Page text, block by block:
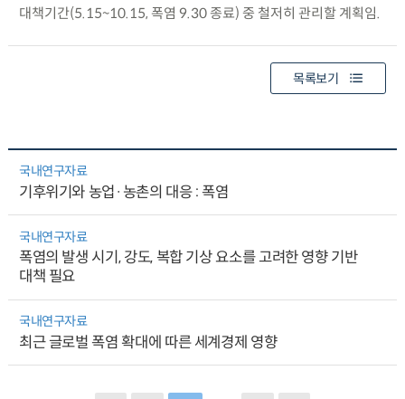
대책기간(5.15~10.15, 폭염 9.30 종료) 중 철저히 관리할 계획임.
목록보기
국내연구자료
기후위기와 농업·농촌의 대응 : 폭염
국내연구자료
폭염의 발생 시기, 강도, 복합 기상 요소를 고려한 영향 기반
대책 필요
국내연구자료
최근 글로벌 폭염 확대에 따른 세계경제 영향